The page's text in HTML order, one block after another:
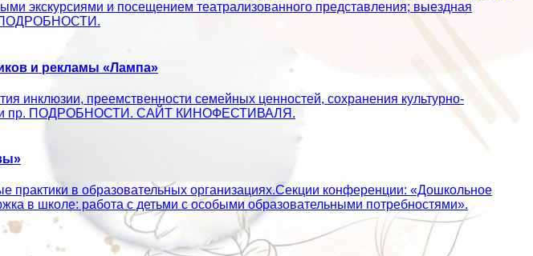
экскурсиями и посещением театрализованного представления; выездная
ПОДРОБНОСТИ.
и рекламы «Лампа»
инклюзии, преемственности семейных ценностей, сохранения культурно-
и пр. ПОДРОБНОСТИ. САЙТ КИНОФЕСТИВАЛЯ.
практики в образовательных организациях.Секции конференции: «Дошкольное
в школе: работа с детьми с особыми образовательными потребностями».